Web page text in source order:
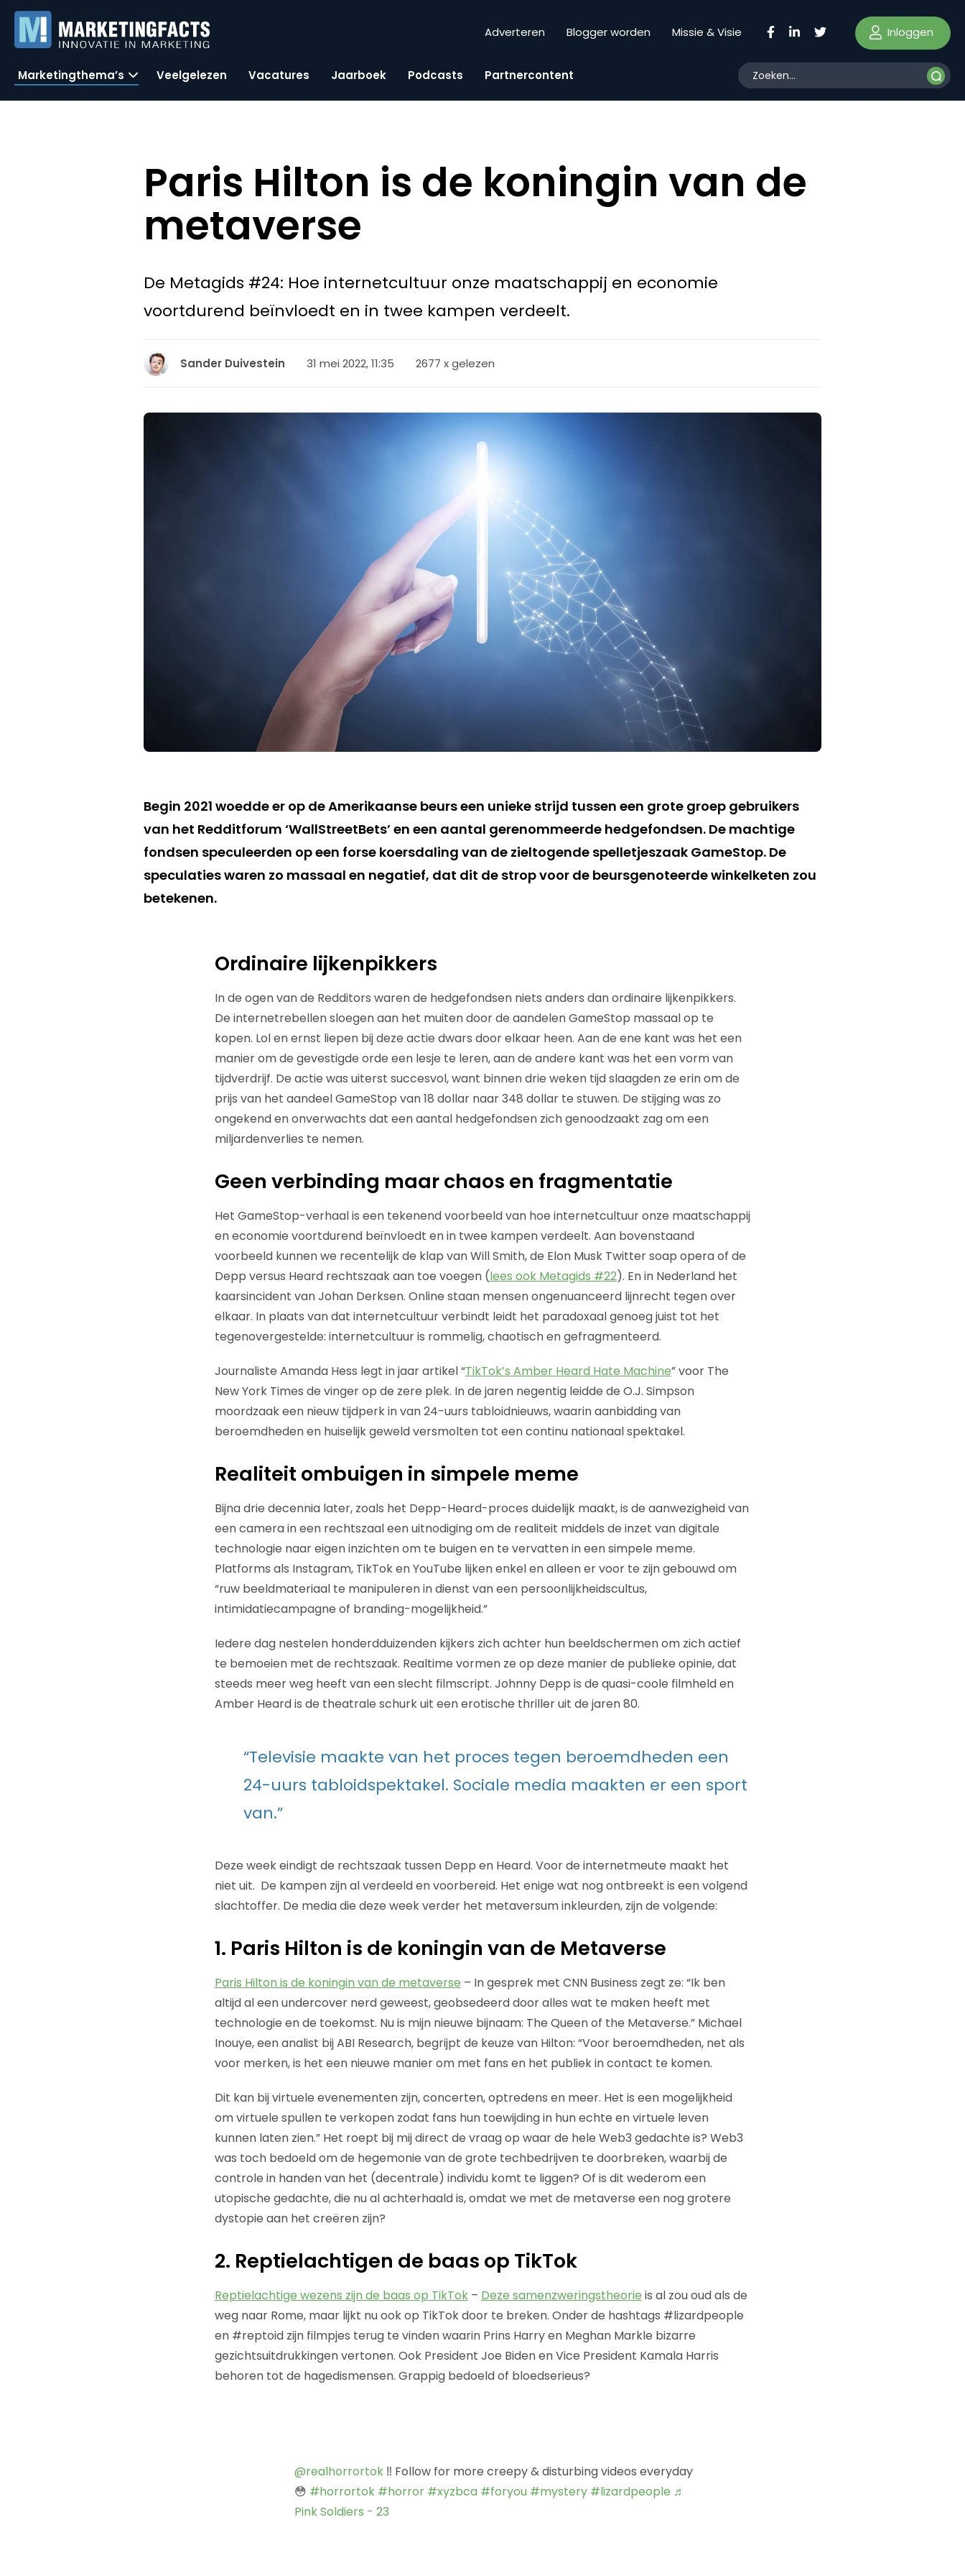
Adverteren Blogger worden Missie & Visie Inloggen
Marketingthema’s Veelgelezen Vacatures Jaarboek Podcasts Partnercontent
Paris Hilton is de koningin van de
metaverse
De Metagids #24: Hoe internetcultuur onze maatschappij en economie
voortdurend beïnvloedt en in twee kampen verdeelt.
Sander Duivestein 31 mei 2022, 11:35 2677 x gelezen
Begin 2021 woedde er op de Amerikaanse beurs een unieke strijd tussen een grote groep gebruikers
van het Redditforum ‘WallStreetBets’ en een aantal gerenommeerde hedgefondsen. De machtige
fondsen speculeerden op een forse koersdaling van de zieltogende spelletjeszaak GameStop. De
speculaties waren zo massaal en negatief, dat dit de strop voor de beursgenoteerde winkelketen zou
betekenen.
Ordinaire lijkenpikkers
In de ogen van de Redditors waren de hedgefondsen niets anders dan ordinaire lijkenpikkers.
De internetrebellen sloegen aan het muiten door de aandelen GameStop massaal op te
kopen. Lol en ernst liepen bij deze actie dwars door elkaar heen. Aan de ene kant was het een
manier om de gevestigde orde een lesje te leren, aan de andere kant was het een vorm van
tijdverdrijf. De actie was uiterst succesvol, want binnen drie weken tijd slaagden ze erin om de
prijs van het aandeel GameStop van 18 dollar naar 348 dollar te stuwen. De stijging was zo
ongekend en onverwachts dat een aantal hedgefondsen zich genoodzaakt zag om een
miljardenverlies te nemen.
Geen verbinding maar chaos en fragmentatie
Het GameStop-verhaal is een tekenend voorbeeld van hoe internetcultuur onze maatschappij
en economie voortdurend beïnvloedt en in twee kampen verdeelt. Aan bovenstaand
voorbeeld kunnen we recentelijk de klap van Will Smith, de Elon Musk Twitter soap opera of de
Depp versus Heard rechtszaak aan toe voegen (lees ook Metagids #22). En in Nederland het
kaarsincident van Johan Derksen. Online staan mensen ongenuanceerd lijnrecht tegen over
elkaar. In plaats van dat internetcultuur verbindt leidt het paradoxaal genoeg juist tot het
tegenovergestelde: internetcultuur is rommelig, chaotisch en gefragmenteerd.
Journaliste Amanda Hess legt in jaar artikel “TikTok’s Amber Heard Hate Machine” voor The
New York Times de vinger op de zere plek. In de jaren negentig leidde de O.J. Simpson
moordzaak een nieuw tijdperk in van 24-uurs tabloidnieuws, waarin aanbidding van
beroemdheden en huiselijk geweld versmolten tot een continu nationaal spektakel.
Realiteit ombuigen in simpele meme
Bijna drie decennia later, zoals het Depp-Heard-proces duidelijk maakt, is de aanwezigheid van
een camera in een rechtszaal een uitnodiging om de realiteit middels de inzet van digitale
technologie naar eigen inzichten om te buigen en te vervatten in een simpele meme.
Platforms als Instagram, TikTok en YouTube lijken enkel en alleen er voor te zijn gebouwd om
“ruw beeldmateriaal te manipuleren in dienst van een persoonlijkheidscultus,
intimidatiecampagne of branding-mogelijkheid.”
Iedere dag nestelen honderdduizenden kijkers zich achter hun beeldschermen om zich actief
te bemoeien met de rechtszaak. Realtime vormen ze op deze manier de publieke opinie, dat
steeds meer weg heeft van een slecht filmscript. Johnny Depp is de quasi-coole filmheld en
Amber Heard is de theatrale schurk uit een erotische thriller uit de jaren 80.
“Televisie maakte van het proces tegen beroemdheden een
24-uurs tabloidspektakel. Sociale media maakten er een sport
van.”
Deze week eindigt de rechtszaak tussen Depp en Heard. Voor de internetmeute maakt het
niet uit. De kampen zijn al verdeeld en voorbereid. Het enige wat nog ontbreekt is een volgend
slachtoffer. De media die deze week verder het metaversum inkleurden, zijn de volgende:
1. Paris Hilton is de koningin van de Metaverse
Paris Hilton is de koningin van de metaverse – In gesprek met CNN Business zegt ze: “Ik ben
altijd al een undercover nerd geweest, geobsedeerd door alles wat te maken heeft met
technologie en de toekomst. Nu is mijn nieuwe bijnaam: The Queen of the Metaverse.” Michael
Inouye, een analist bij ABI Research, begrijpt de keuze van Hilton: “Voor beroemdheden, net als
voor merken, is het een nieuwe manier om met fans en het publiek in contact te komen.
Dit kan bij virtuele evenementen zijn, concerten, optredens en meer. Het is een mogelijkheid
om virtuele spullen te verkopen zodat fans hun toewijding in hun echte en virtuele leven
kunnen laten zien.” Het roept bij mij direct de vraag op waar de hele Web3 gedachte is? Web3
was toch bedoeld om de hegemonie van de grote techbedrijven te doorbreken, waarbij de
controle in handen van het (decentrale) individu komt te liggen? Of is dit wederom een
utopische gedachte, die nu al achterhaald is, omdat we met de metaverse een nog grotere
dystopie aan het creëren zijn?
2. Reptielachtigen de baas op TikTok
Reptielachtige wezens zijn de baas op TikTok– Deze samenzweringstheorie is al zou oud als de
weg naar Rome, maar lijkt nu ook op TikTok door te breken. Onder de hashtags #lizardpeople
en #reptoid zijn filmpjes terug te vinden waarin Prins Harry en Meghan Markle bizarre
gezichtsuitdrukkingen vertonen. Ook President Joe Biden en Vice President Kamala Harris
behoren tot de hagedismensen. Grappig bedoeld of bloedserieus?
@realhorrortok‼️ Follow for more creepy & disturbing videos everyday
😳 #horrortok #horror #xyzbca #foryou #mystery #lizardpeople ♬
Pink Soldiers - 23